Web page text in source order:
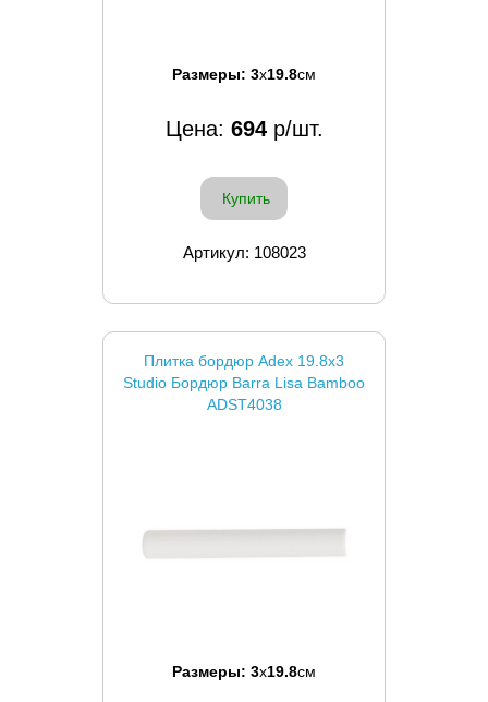
Размеры: 3x19.8см
Цена: 694р/шт.
Купить
Артикул: 108023
Плитка бордюр Adex 19.8x3
Studio Бордюр Barra Lisa Bamboo
ADST4038
Размеры: 3x19.8см